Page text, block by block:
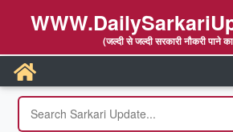
(जल्दी से जल्दी सरकारी नौकरी पाने